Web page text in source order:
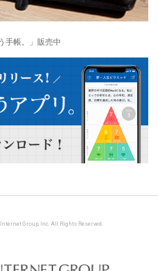
手帳。」販売中
Group, Inc. All Rights Reserved.